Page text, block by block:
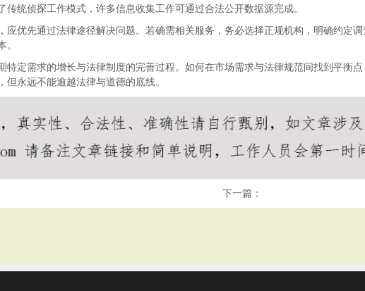
统侦探工作模式，许多信息收集工作可通过合法公开数据源完成。
应优先通过法律途径解决问题。若确需相关服务，务必选择正规机构，明确约定
特定需求的增长与法律制度的完善过程。如何在市场需求与法律规范间找到平衡
永远不能逾越法律与道德的底线。
下一篇：